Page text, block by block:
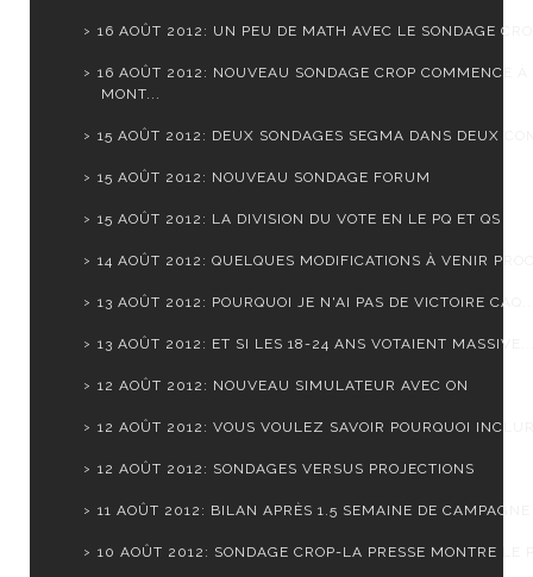
16 AOÛT 2012: UN PEU DE MATH AVEC LE SONDAGE
16 AOÛT 2012: NOUVEAU SONDAGE CROP COMMENCE À
MONT...
15 AOÛT 2012: DEUX SONDAGES SEGMA DANS DEUX
15 AOÛT 2012: NOUVEAU SONDAGE FORUM
15 AOÛT 2012: LA DIVISION DU VOTE EN LE PQ ET QS
14 AOÛT 2012: QUELQUES MODIFICATIONS À VENIR
13 AOÛT 2012: POURQUOI JE N'AI PAS DE VICTOIRE
13 AOÛT 2012: ET SI LES 18-24 ANS VOTAIENT
12 AOÛT 2012: NOUVEAU SIMULATEUR AVEC ON
12 AOÛT 2012: VOUS VOULEZ SAVOIR POURQUOI
12 AOÛT 2012: SONDAGES VERSUS PROJECTIONS
11 AOÛT 2012: BILAN APRÈS 1.5 SEMAINE DE CAMPAGNE
10 AOÛT 2012: SONDAGE CROP-LA PRESSE MONTRE LE